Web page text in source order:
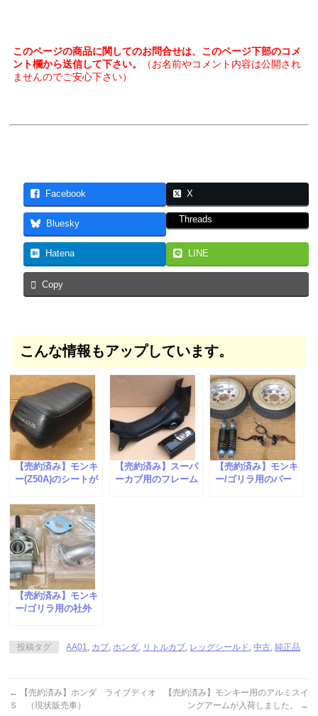
このページの商品に関してのお問合せは、このページ下部のコメ
ント欄から送信して下さい。
（お名前やコメント内容は公開され
ませんのでご安心下さい）
Facebook X
Bluesky Threads
Hatena LINE
Copy
こんな情報もアップしています。
【売約済み】モンキ
ー(Z50A)のシートが
【売約済み】スーパ
ーカブ用のフレーム
【売約済み】モンキ
ー/ゴリラ用のパー
【売約済み】モンキ
ー/ゴリラ用の社外
投稿タグ AA01 カブ ホンダ リトルカブ レッグシールド ,中古 ,純正品
←
【売約済み】ホンダ ライブディオ
Ｓ （現状販売車）
【売約済み】モンキー用のアルミスイ
ングアームが入荷しました。
→